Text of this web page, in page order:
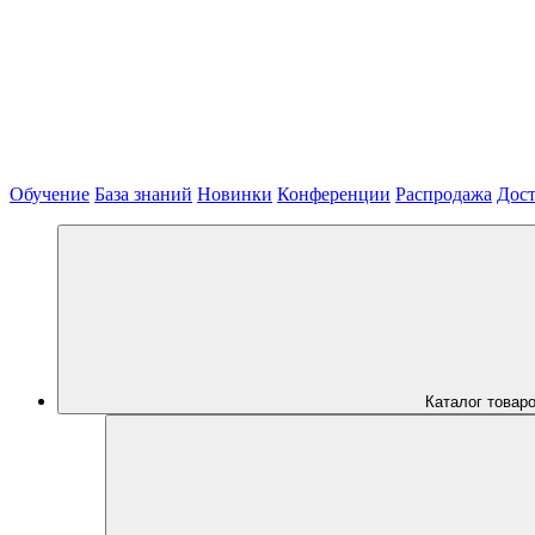
Обучение База знаний Новинки Конференции Распродажа
Каталог